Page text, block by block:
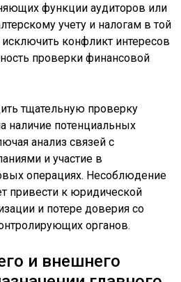
функции аудиторов или
учету и налогам в той
конфликт интересов
проверки финансовой
тщательную проверку
наличие потенциальных
анализ связей с
и участие в
операциях. Несоблюдение
привести к юридической
и потере доверия со
органов.
и внешнего